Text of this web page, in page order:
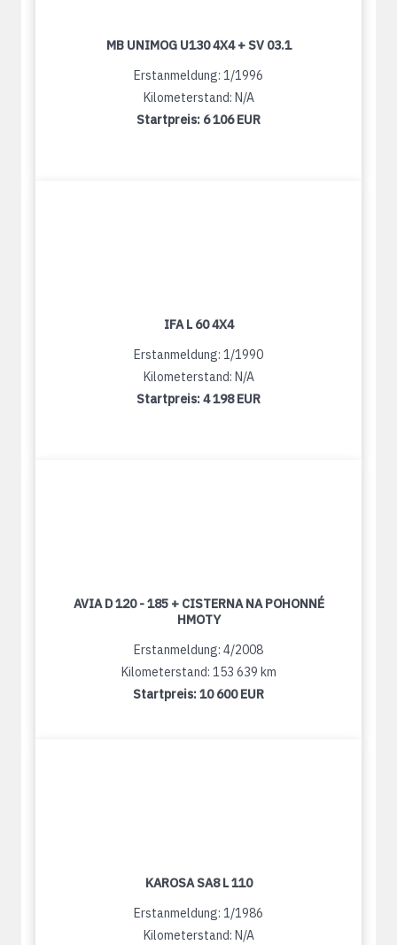
MB UNIMOG U130 4X4 + SV 03.1
Erstanmeldung: 1/1996
Kilometerstand: N/A
Startpreis: 6 106 EUR
IFA L 60 4X4
Erstanmeldung: 1/1990
Kilometerstand: N/A
Startpreis:4 198 EUR
AVIA D 120 - 185 + CISTERNA NA POHONNÉ
HMOTY
Erstanmeldung: 4/2008
Kilometerstand: 153 639 km
Startpreis:10 600 EUR
KAROSA SA8 L 110
Erstanmeldung: 1/1986
Kilometerstand: N/A